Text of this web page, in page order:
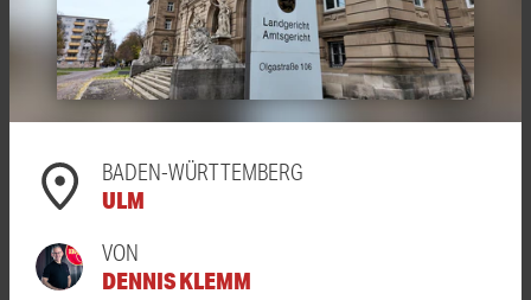
BADEN-WÜRTTEMBERG
ULM
VON
DENNIS KLEMM